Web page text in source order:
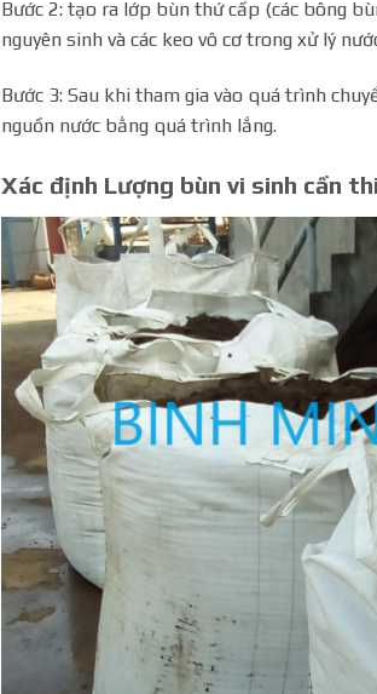
Bước 2: tạo ra lớp bùn thứ cấp (các bông
nguyên sinh và các keo vô cơ trong xử lý
Bước 3: Sau khi tham gia vào quá trình
nguồn nước bằng quá trình lắng.
Xác định Lượng bùn vi sinh cần